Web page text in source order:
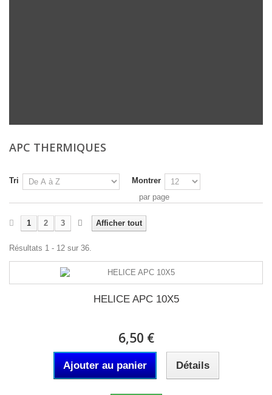
APC THERMIQUES
Tri
Montrer
par page
Afficher tout
1 2 3
Résultats 1 - 12 sur 36.
HELICE APC 10X5
6,50 €
Ajouter au panier Détails